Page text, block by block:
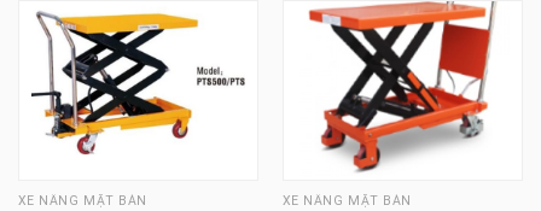
XE NÂNG MẶT BÀN XE NÂNG MẶT BÀN